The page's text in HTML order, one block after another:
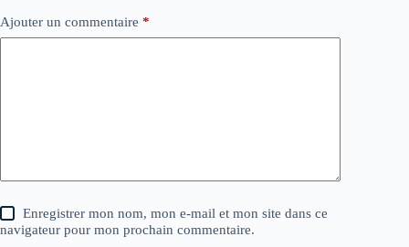
Ajouter un commentaire *
Enregistrer mon nom, mon e-mail et mon site dans ce
navigateur pour mon prochain commentaire.